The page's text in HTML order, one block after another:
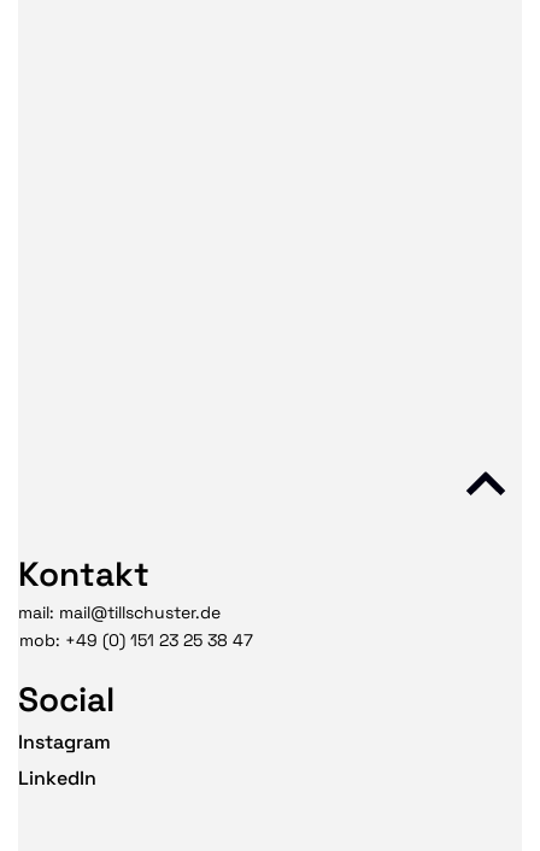
Kontakt
mail: mail@tillschuster.de
mob: +49 (0) 151 23 25 38 47
Social
Instagram
LinkedIn